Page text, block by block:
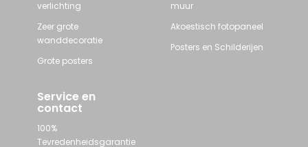
verlichting
Zeer grote
wanddecoratie
Grote posters
muur
Akoestisch fotopaneel
Posters en Schilderijen
Service en
contact
100%
Tevredenheidsgarantie